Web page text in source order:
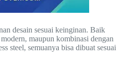
desain sesuai keinginan. Baik
maupun kombinasi dengan
steel, semuanya bisa dibuat sesuai